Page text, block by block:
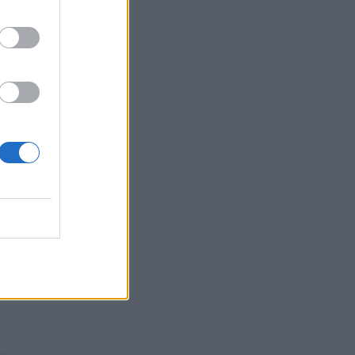
ΕΥ ΖΗΝ
Πονοκέφαλος το καλοκαίρι: Που οφείλεται –